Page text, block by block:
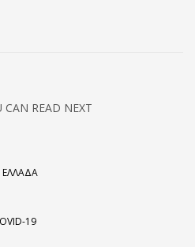
CAN READ NEXT
ΕΛΛΆΔΑ
19